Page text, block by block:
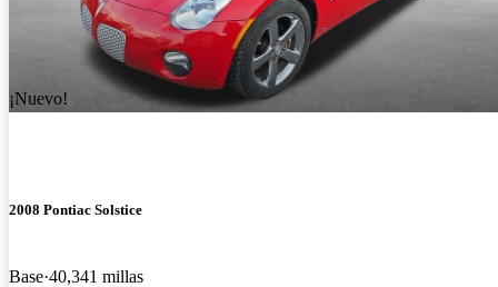
¡Nuevo!
2008 Pontiac Solstice
Base 40,341 millas